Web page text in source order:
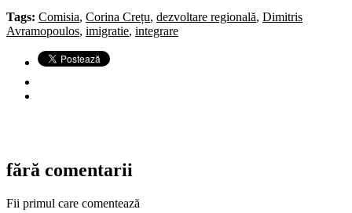
Tags: Comisia, Corina Crețu, dezvoltare regională, Dimitris
Avramopoulos, imigratie, integrare
fără comentarii
Fii primul care comentează